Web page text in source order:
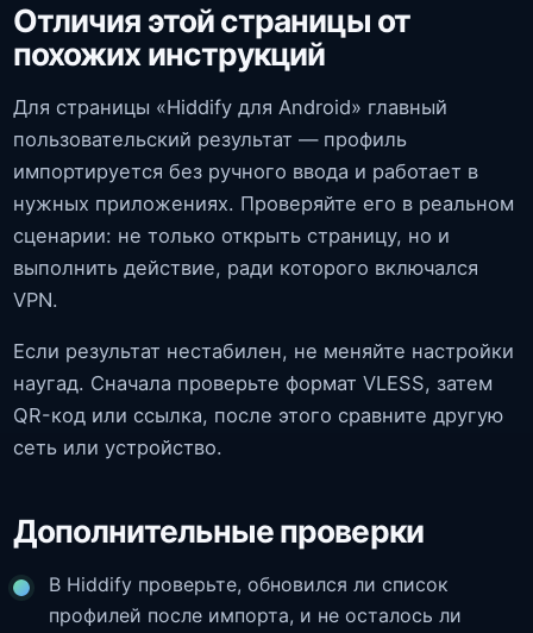
Отличия этой страницы от
похожих инструкций
Для страницы «Hiddify для Android» главный
пользовательский результат — профиль
импортируется без ручного ввода и работает в
нужных приложениях. Проверяйте его в реальном
сценарии: не только открыть страницу, но и
выполнить действие, ради которого включался
VPN.
Если результат нестабилен, не меняйте настройки
наугад. Сначала проверьте формат VLESS, затем
QR-код или ссылка, после этого сравните другую
сеть или устройство.
Дополнительные проверки
В Hiddify проверьте, обновился ли список
профилей после импорта, и не осталось ли